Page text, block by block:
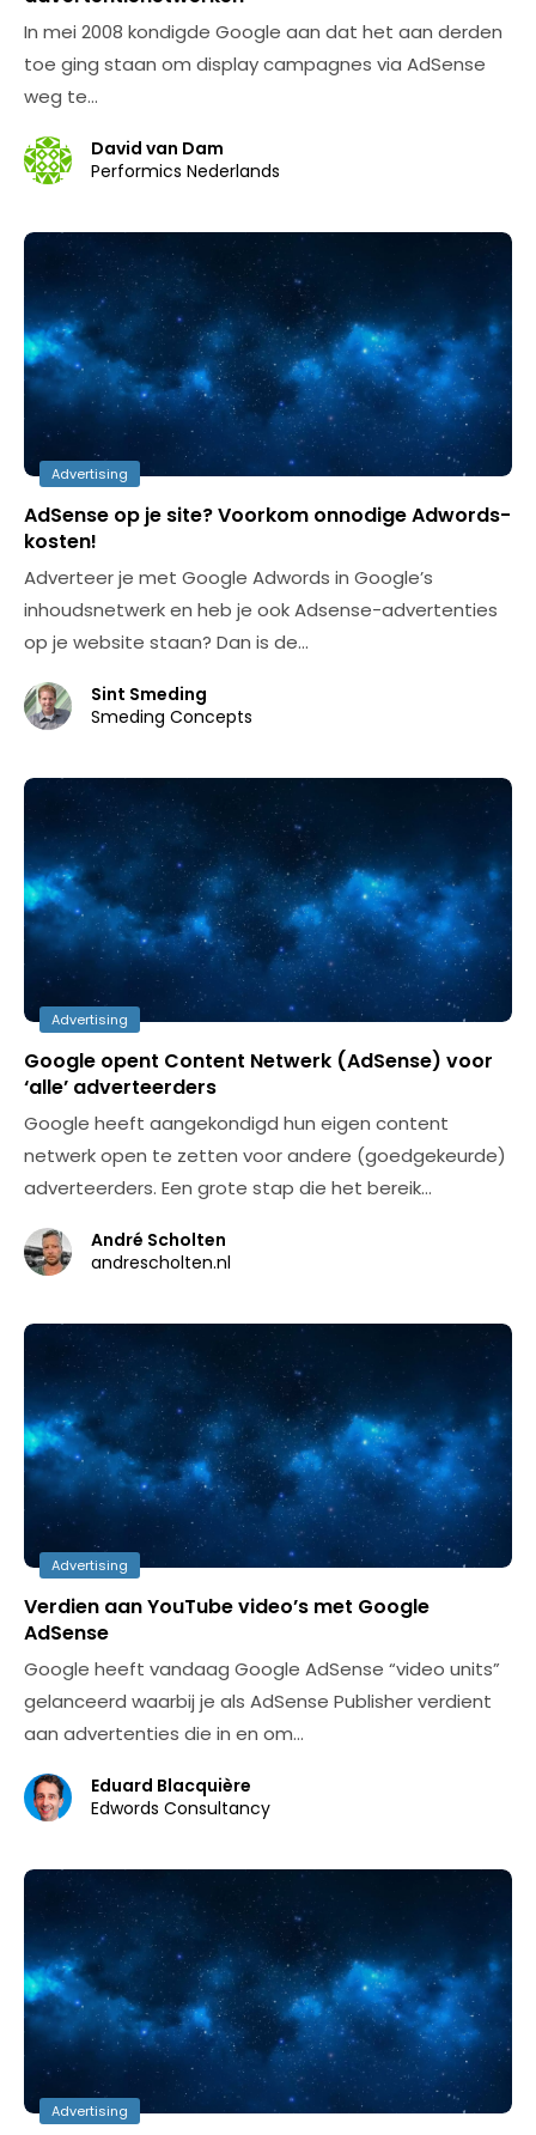
In mei 2008 kondigde Google aan dat het aan derden
toe ging staan om display campagnes via AdSense
weg te…
David van Dam
Performics Nederlands
Advertising
AdSense op je site? Voorkom onnodige Adwords-
kosten!
Adverteer je met Google Adwords in Google’s
inhoudsnetwerk en heb je ook Adsense-advertenties
op je website staan? Dan is de…
Sint Smeding
Smeding Concepts
Advertising
Google opent Content Netwerk (AdSense) voor
‘alle’ adverteerders
Google heeft aangekondigd hun eigen content
netwerk open te zetten voor andere (goedgekeurde)
adverteerders. Een grote stap die het bereik…
André Scholten
andrescholten.nl
Advertising
Verdien aan YouTube video’s met Google
AdSense
Google heeft vandaag Google AdSense “video units”
gelanceerd waarbij je als AdSense Publisher verdient
aan advertenties die in en om…
Eduard Blacquière
Edwords Consultancy
Advertising